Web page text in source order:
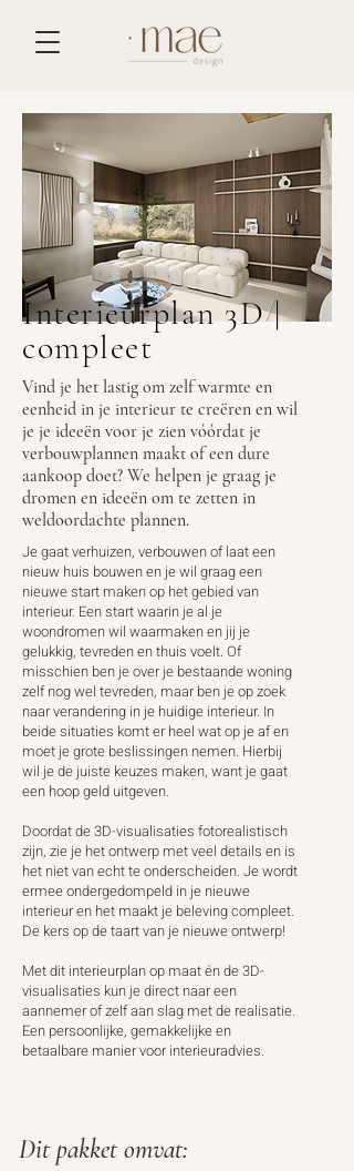
Interieurplan 3D |
compleet
Vind je het lastig om zelf warmte en
eenheid in je interieur te creëren en wil
je je ideeën voor je zien vóórdat je
verbouwplannen maakt of een dure
aankoop doet? We helpen je graag je
dromen en ideeën om te zetten in
weldoordachte plannen.
Je gaat verhuizen, verbouwen of laat een
nieuw huis bouwen en je wil graag een
nieuwe start maken op het gebied van
interieur. Een start waarin je al je
woondromen wil waarmaken en jij je
gelukkig, tevreden en thuis voelt. Of
misschien ben je over je bestaande woning
zelf nog wel tevreden, maar ben je op zoek
naar verandering in je huidige interieur. In
beide situaties komt er heel wat op je af en
moet je grote beslissingen nemen. Hierbij
wil je de juiste keuzes maken, want je gaat
een hoop geld uitgeven.
Doordat de 3D-visualisaties fotorealistisch
zijn, zie je het ontwerp met veel details en is
het niet van echt te onderscheiden. Je wordt
ermee ondergedompeld in je nieuwe
interieur en het maakt je beleving compleet.
De kers op de taart van je nieuwe ontwerp!
Met dit interieurplan op maat én de 3D-
visualisaties kun je direct naar een
aannemer of zelf aan slag met de realisatie.
Een persoonlijke, gemakkelijke en
betaalbare manier voor interieuradvies.
Dit pakket omvat: